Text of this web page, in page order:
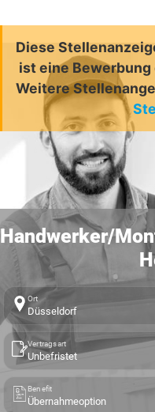
Diese
ist eine
Weitere
Handwerker/
Ort
Düsseldorf
Vertragsart
Unbefristet
Benefit
Übernahmeoption